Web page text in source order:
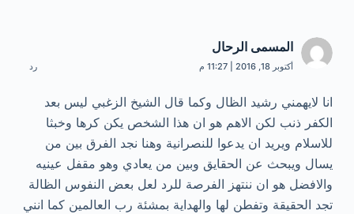
المسمى الرحال
أكتوبر 18, 2016 | 11:27 م رد
انا لايهمني رشيد الظال وكما قال الشيخ الزغبي ليس بعد
الكفر ذنب لكن الاهم هو ان هذا الشخص يكن كرها وخبثا
للاسلام ويريد ان يدعوا للنصرانية وهنا نجد الفرق بين من
يسال ويبحث عن الحقايق وبين من يعادي وهو مقفل عينيه
والافضل هو ان ننتهز الفرصة للرد لعل بعض النفوس الظالة
تجد الحقيقة وتفطن لها والهداية بمشئة رب العالمين كما انني